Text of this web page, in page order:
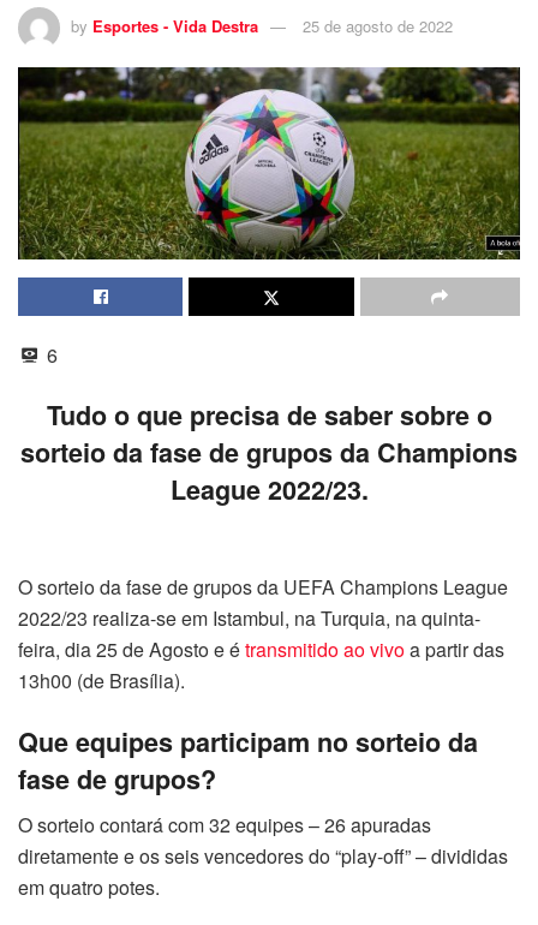
by Esportes - Vida Destra 25 de agosto de 2022
6
Tudo o que precisa de saber sobre o
sorteio da fase de grupos da Champions
League 2022/23.
O sorteio da fase de grupos da UEFA Champions League
2022/23 realiza-se em Istambul, na Turquia, na quinta-
feira, dia 25 de Agosto e étransmitido ao vivoa partir das
13h00 (de Brasília).
Que equipes participam no sorteio da
fase de grupos?
O sorteio contará com 32 equipes – 26 apuradas
diretamente e os seis vencedores do “play-off” – divididas
em quatro potes.